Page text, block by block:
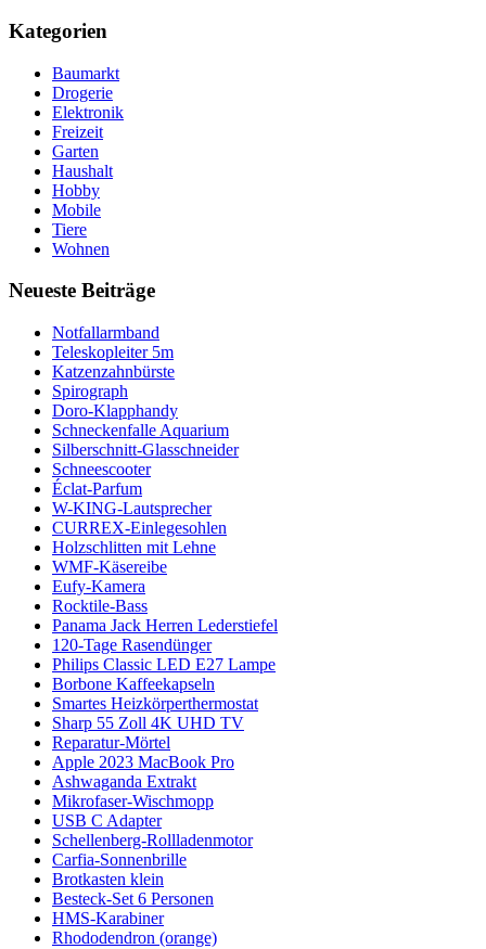
Kategorien
Baumarkt
Drogerie
Elektronik
Freizeit
Garten
Haushalt
Hobby
Mobile
Tiere
Wohnen
Neueste Beiträge
Notfallarmband
Teleskopleiter 5m
Katzenzahnbürste
Spirograph
Doro-Klapphandy
Schneckenfalle Aquarium
Silberschnitt-Glasschneider
Schneescooter
Éclat-Parfum
W-KING-Lautsprecher
CURREX-Einlegesohlen
Holzschlitten mit Lehne
WMF-Käsereibe
Eufy-Kamera
Rocktile-Bass
Panama Jack Herren Lederstiefel
120-Tage Rasendünger
Philips Classic LED E27 Lampe
Borbone Kaffeekapseln
Smartes Heizkörperthermostat
Sharp 55 Zoll 4K UHD TV
Reparatur-Mörtel
Apple 2023 MacBook Pro
Ashwaganda Extrakt
Mikrofaser-Wischmopp
USB C Adapter
Schellenberg-Rollladenmotor
Carfia-Sonnenbrille
Brotkasten klein
Besteck-Set 6 Personen
HMS-Karabiner
Rhododendron (orange)